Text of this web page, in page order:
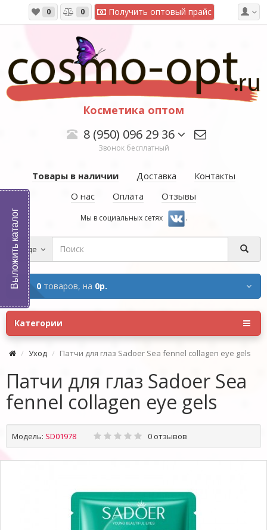
0 0 Получить оптовый прайс
Косметика оптом
8 (950) 096 29 36
Звонок бесплатный
Товары в наличии Доставка
Контакты
О нас
Оплата Отзывы
Мы в социальных сетях .
Везде
0 товаров, на 0р.
Категории
Уход Патчи для глаз Sadoer Sea fennel collagen eye gels
Патчи для глаз Sadoer Sea
fennel collagen eye gels
Модель: SD01978 0 отзывов
Выложить каталог